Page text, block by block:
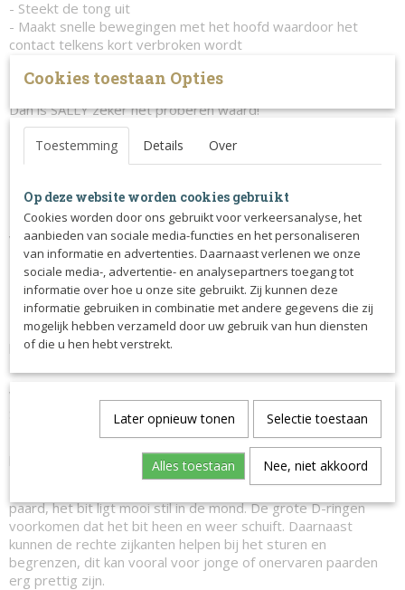
- Steekt de tong uit
- Maakt snelle bewegingen met het hoofd waardoor het
contact telkens kort verbroken wordt
- Pakt het bit snel vast
Dan is SALLY zeker het proberen waard!
Eigenschappen SALLY:
- Geschikt paarden met weinig ruimte in de mond
- Geschikt voor paarden met een gevoelige mond / tong
- Geschikt voor jonge paarden
Voordelen van titanium:
- Enorm sterk en duurzaam
- Licht van gewicht
- Hypoallergeen
- Weinig onderhoud, makkelijk schoon te houden
- Titanium word niet zo koud als metaal en neemt sneller de
lichaamstemperatuur aan.
Wil je graag advies hebben of zit het juiste bit er niet bij?
Stuur ons dan gerust een berichtje en we helpen je graag!
Titanium bitten roesten niet en behouden dus de diep blauwe
De D-ringen creeëren een stabiel gevoel voor zowel ruiter als
paard, het bit ligt mooi stil in de mond. De grote D-ringen
voorkomen dat het bit heen en weer schuift. Daarnaast
kunnen de rechte zijkanten helpen bij het sturen en
begrenzen, dit kan vooral voor jonge of onervaren paarden
erg prettig zijn.
Cookies toestaan Opties
Toestemming Details Over
Op deze website worden cookies gebruikt
Cookies worden door ons gebruikt voor verkeersanalyse, het
aanbieden van sociale media-functies en het personaliseren
van informatie en advertenties. Daarnaast verlenen we onze
sociale media-, advertentie- en analysepartners toegang tot
informatie over hoe u onze site gebruikt. Zij kunnen deze
informatie gebruiken in combinatie met andere gegevens die zij
mogelijk hebben verzameld door uw gebruik van hun diensten
of die u hen hebt verstrekt.
Later opnieuw tonen Selectie toestaan
Alles toestaan Nee, niet akkoord